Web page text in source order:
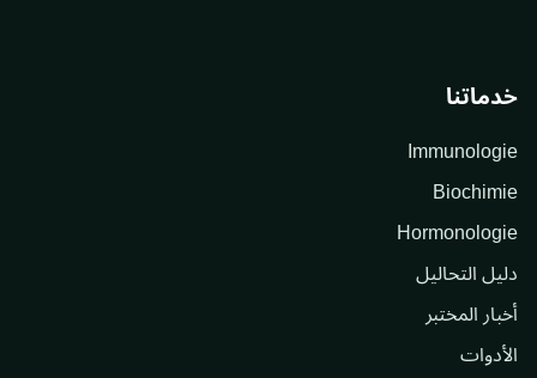
خدماتنا
Immunologie
Biochimie
Hormonologie
دليل التحاليل
أخبار المختبر
الأدوات